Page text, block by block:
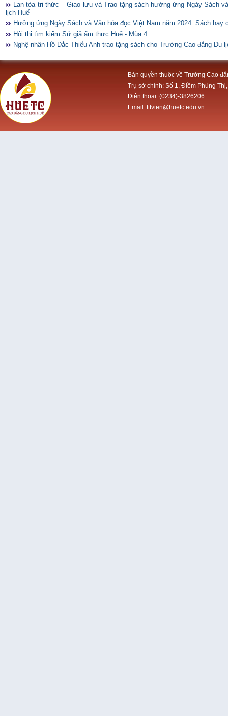
Lan tỏa tri thức – Giao lưu và Trao tặng sách hưởng ứng Ngày Sách
lịch Huế
Hưởng ứng Ngày Sách và Văn hóa đọc Việt Nam năm 2024: Sách hay
Hội thi tìm kiếm Sứ giả ẩm thực Huế - Mùa 4
Nghệ nhân Hồ Đắc Thiếu Anh trao tặng sách cho Trường Cao đẳng Du
Bản quyền thuộc về Trường Cao
Trụ sở chính: Số 1, Điềm Phùng
Điện thoại: (0234)-3826206
Email: tttvien@huetc.edu.vn